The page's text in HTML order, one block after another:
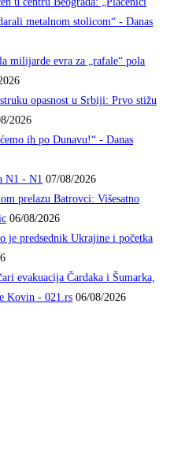
metalnom stolicom“ - Danas
milijarde evra za „rafale“ pola
opasnost u Srbiji: Prvo stižu
2026
ih po Dunavu!“ - Danas
N1 - N1 07/08/2026
prelazu Batrovci: Višesatno
06/08/2026
je predsednik Ukrajine i početka
evakuacija Čardaka i Šumarka,
Kovin - 021.rs 06/08/2026